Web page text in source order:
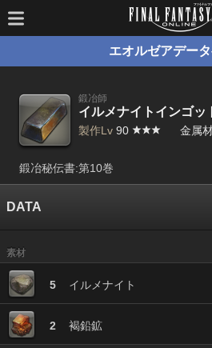
エオルゼアデー
鍛冶師
イルメナイトインゴッ
製作Lv 90 金属
鍛冶秘伝書:第10巻
DATA
素材
5 イルメナイト
2 褐鉛鉱